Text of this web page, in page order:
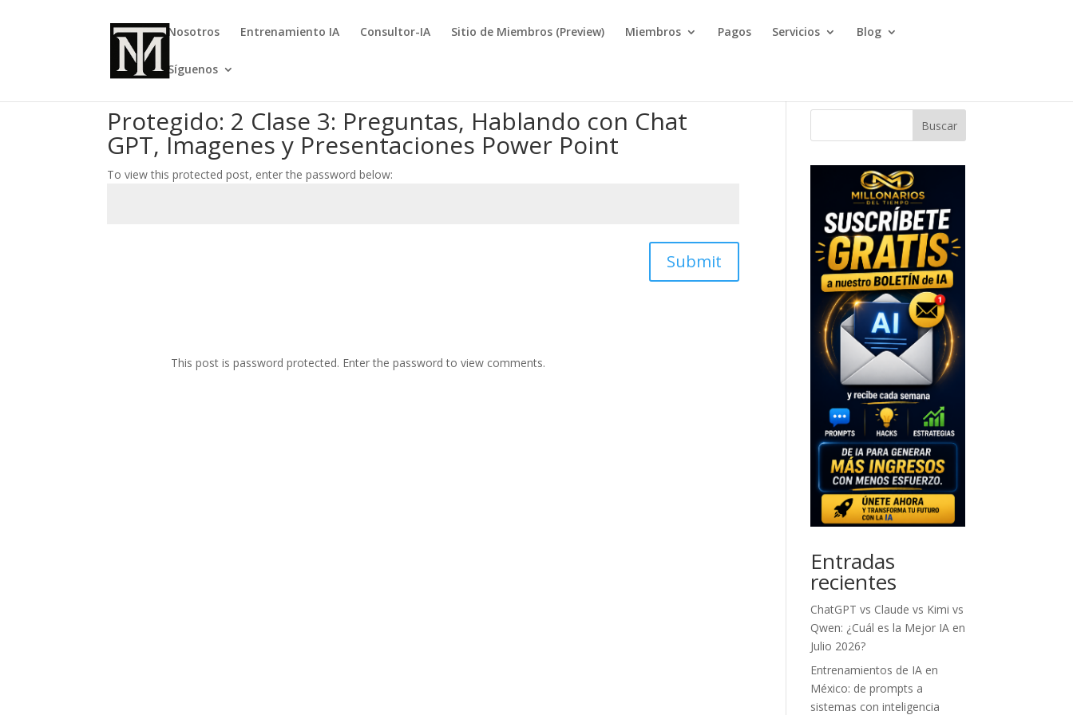
Nosotros Entrenamiento IA Consultor-IA Sitio de Miembros (Preview) Miembros Pagos Servicios Blog
Síguenos
Protegido: 2 Clase 3: Preguntas, Hablando con Chat
GPT, Imagenes y Presentaciones Power Point
To view this protected post, enter the password below:
Submit
This post is password protected. Enter the password to view comments.
Buscar
Entradas
recientes
ChatGPT vs Claude vs Kimi vs
Qwen: ¿Cuál es la Mejor IA en
Julio 2026?
Entrenamientos de IA en
México: de prompts a
sistemas con inteligencia